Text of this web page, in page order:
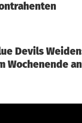
Devils
Wochenende an